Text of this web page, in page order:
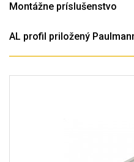
Montážne príslušenstvo
AL profil priložený